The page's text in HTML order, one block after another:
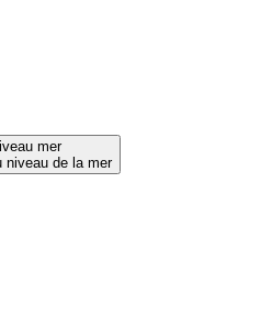
mer
niveau de la mer